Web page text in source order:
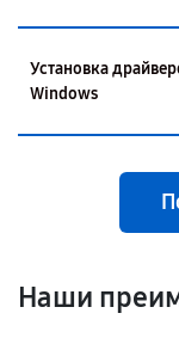
Установка
Windows
Наши